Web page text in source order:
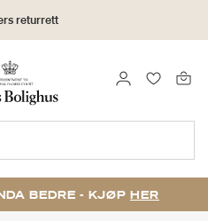
returrett
LOGG INN
BEDRE - KJØP HER